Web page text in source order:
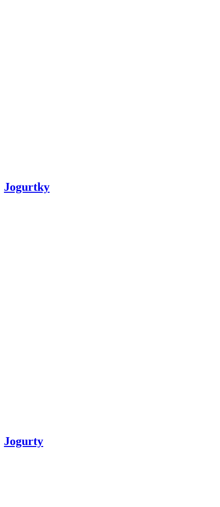
Jogurtky
Jogurty